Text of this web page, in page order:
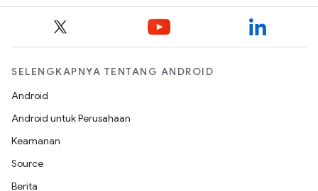
SELENGKAPNYA TENTANG ANDROID
Android
Android untuk Perusahaan
Keamanan
Source
Berita